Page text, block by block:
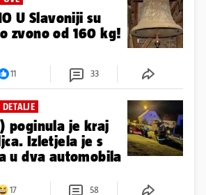
U Slavoniji su
zvono od 160 kg!
11 33
poginula je kraj
Izletjela je s
u dva automobila
17 58